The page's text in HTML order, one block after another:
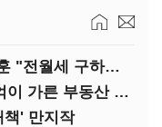
세제개편에 ‘불안·불만’…오세훈 "전월세 구하기 더 힘들어질 것"
강남 관망·한강벨트 술렁…30억이 가른 부동산 민심
' 만지작